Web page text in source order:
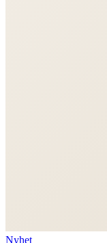
Nyhet